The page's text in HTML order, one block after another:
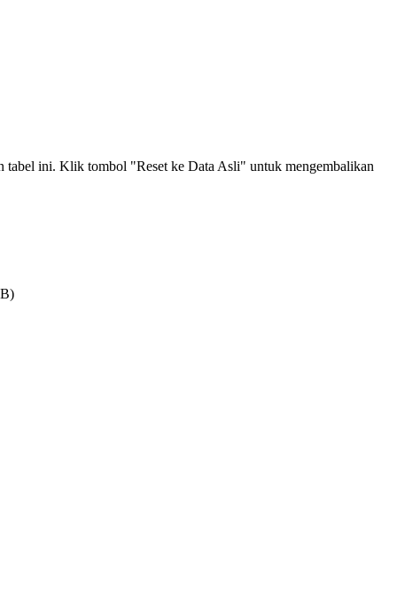
tabel ini. Klik tombol "Reset ke Data Asli" untuk mengembalikan